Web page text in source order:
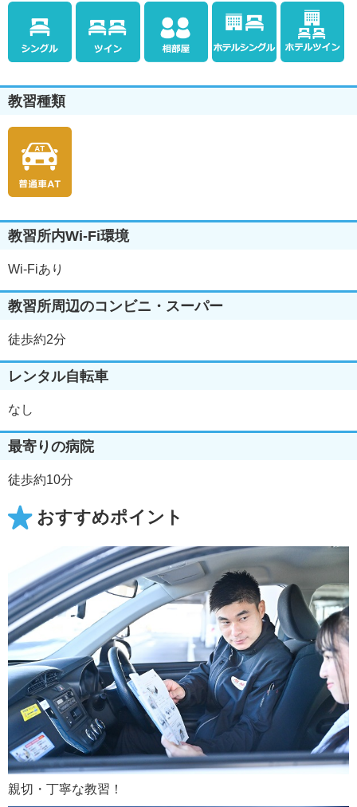
教習種類
教習所内Wi-Fi環境
Wi-Fiあり
教習所周辺のコンビニ・スーパー
徒歩約2分
レンタル自転車
なし
最寄りの病院
徒歩約10分
おすすめポイント
親切・丁寧な教習！